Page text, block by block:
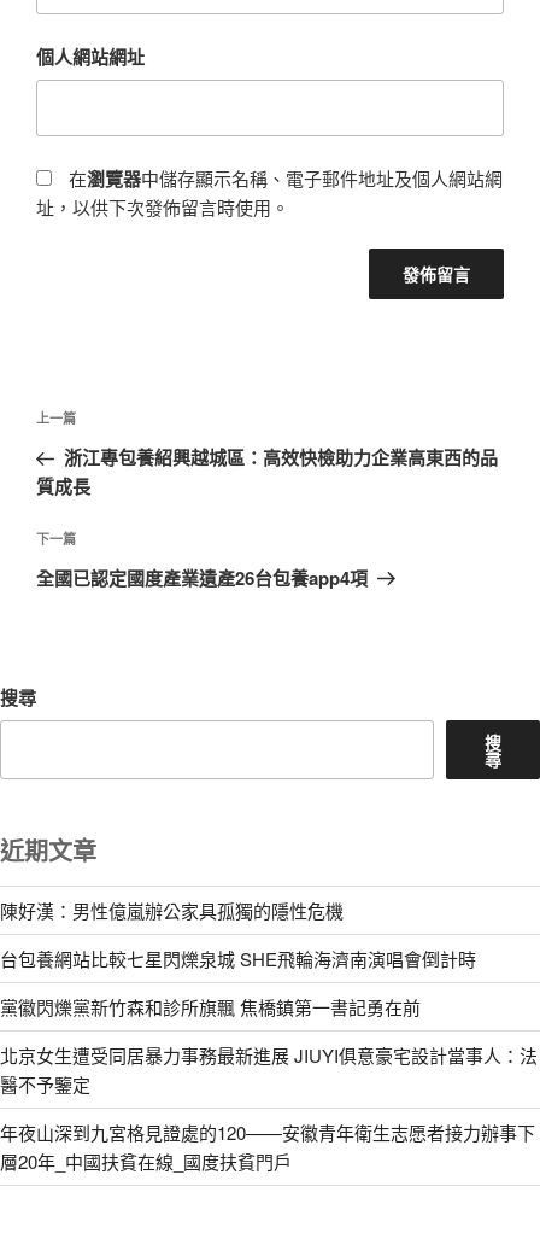
個人網站網址
在瀏覽器中儲存顯示名稱、電子郵件地址及個人網站網
址，以供下次發佈留言時使用。
文
導
覽
上
一
篇
章
上一篇
浙江專包養紹興越城區：高效快檢助力企業高東西的品
質成長
下
一
下一篇
全國已認定國度產業遺產26台包養app4項
搜尋
搜
尋
近期文章
陳好漢：男性億嵐辦公家具孤獨的隱性危機
台包養網站比較七星閃爍泉城 SHE飛輪海濟南演唱會倒計時
黨徽閃爍黨新竹森和診所旗飄 焦橋鎮第一書記勇在前
北京女生遭受同居暴力事務最新進展 JIUYI俱意豪宅設計當事人：法
醫不予鑒定
年夜山深到九宮格見證處的120——安徽青年衛生志愿者接力辦事下
層20年_中國扶貧在線_國度扶貧門戶